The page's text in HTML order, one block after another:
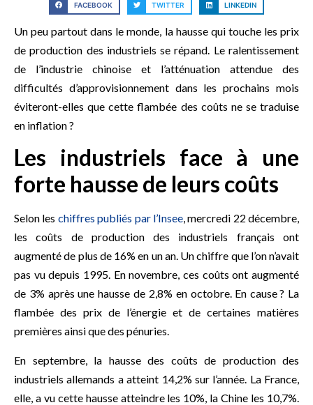
FACEBOOK TWITTER LINKEDIN
Un peu partout dans le monde, la hausse qui touche les prix
de production des industriels se répand. Le ralentissement
de l’industrie chinoise et l’atténuation attendue des
difficultés d’approvisionnement dans les prochains mois
éviteront-elles que cette flambée des coûts ne se traduise
en inflation ?
Les industriels face à une
forte hausse de leurs coûts
Selon les chiffres publiés par l’Insee, mercredi 22 décembre,
les coûts de production des industriels français ont
augmenté de plus de 16% en un an. Un chiffre que l’on n’avait
pas vu depuis 1995. En novembre, ces coûts ont augmenté
de 3% après une hausse de 2,8% en octobre. En cause? La
flambée des prix de l’énergie et de certaines matières
premières ainsi que des pénuries.
En septembre, la hausse des coûts de production des
industriels allemands a atteint 14,2% sur l’année. La France,
elle, a vu cette hausse atteindre les 10%, la Chine les 10,7%.